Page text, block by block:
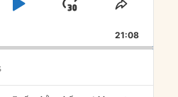
PLAYJUMP
FORWARD
SHARE
21:08